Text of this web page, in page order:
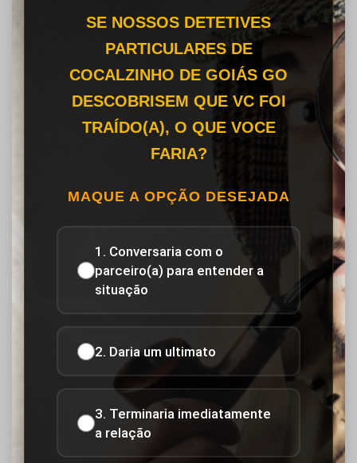
SE NOSSOS DETETIVES
PARTICULARES DE
COCALZINHO DE GOIÁS GO
DESCOBRISEM QUE VC FOI
TRAÍDO(A), O QUE VOCE
FARIA?
MAQUE A OPÇÃO DESEJADA
1. Conversaria com o
parceiro(a) para entender a
situação
2. Daria um ultimato
3. Terminaria imediatamente
a relação